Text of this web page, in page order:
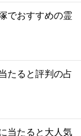
でおすすめの霊
たると評判の占
当たると大人気